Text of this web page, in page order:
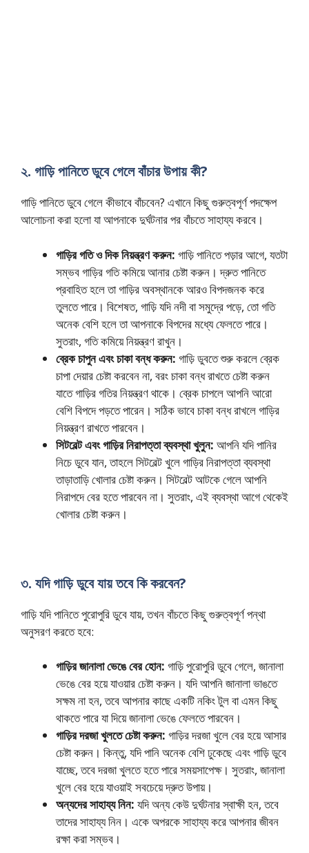
২. গাড়ি পানিতে ডুবে গেলে বাঁচার উপায় কী?
গাড়ি পানিতে ডুবে গেলে কীভাবে বাঁচবেন? এখানে কিছু গুরুত্বপূর্ণ পদক্ষেপ
আলোচনা করা হলো যা আপনাকে দুর্ঘটনার পর বাঁচতে সাহায্য করবে।
গাড়ির গতি ও দিক নিয়ন্ত্রণ করুন: গাড়ি পানিতে পড়ার আগে, যতটা
সম্ভব গাড়ির গতি কমিয়ে আনার চেষ্টা করুন। দ্রুত পানিতে
প্রবাহিত হলে তা গাড়ির অবস্থানকে আরও বিপদজনক করে
তুলতে পারে। বিশেষত, গাড়ি যদি নদী বা সমুদ্রে পড়ে, তো গতি
অনেক বেশি হলে তা আপনাকে বিপদের মধ্যে ফেলতে পারে।
সুতরাং, গতি কমিয়ে নিয়ন্ত্রণ রাখুন।
ব্রেক চাপুন এবং চাকা বন্ধ করুন: গাড়ি ডুবতে শুরু করলে ব্রেক
চাপা দেয়ার চেষ্টা করবেন না, বরং চাকা বন্ধ রাখতে চেষ্টা করুন
যাতে গাড়ির গতির নিয়ন্ত্রণ থাকে। ব্রেক চাপলে আপনি আরো
বেশি বিপদে পড়তে পারেন। সঠিক ভাবে চাকা বন্ধ রাখলে গাড়ির
নিয়ন্ত্রণ রাখতে পারবেন।
সিটবেল্ট এবং গাড়ির নিরাপত্তা ব্যবস্থা খুলুন: আপনি যদি পানির
নিচে ডুবে যান, তাহলে সিটবেল্ট খুলে গাড়ির নিরাপত্তা ব্যবস্থা
তাড়াতাড়ি খোলার চেষ্টা করুন। সিটবেল্ট আটকে গেলে আপনি
নিরাপদে বের হতে পারবেন না। সুতরাং, এই ব্যবস্থা আগে থেকেই
খোলার চেষ্টা করুন।
৩. যদি গাড়ি ডুবে যায় তবে কি করবেন?
গাড়ি যদি পানিতে পুরোপুরি ডুবে যায়, তখন বাঁচতে কিছু গুরুত্বপূর্ণ পন্থা
অনুসরণ করতে হবে:
গাড়ির জানালা ভেঙে বের হোন: গাড়ি পুরোপুরি ডুবে গেলে, জানালা
ভেঙে বের হয়ে যাওয়ার চেষ্টা করুন। যদি আপনি জানালা ভাঙতে
সক্ষম না হন, তবে আপনার কাছে একটি নকিং টুল বা এমন কিছু
থাকতে পারে যা দিয়ে জানালা ভেঙে ফেলতে পারবেন।
গাড়ির দরজা খুলতে চেষ্টা করুন: গাড়ির দরজা খুলে বের হয়ে আসার
চেষ্টা করুন। কিন্তু, যদি পানি অনেক বেশি ঢুকেছে এবং গাড়ি ডুবে
যাচ্ছে, তবে দরজা খুলতে হতে পারে সময়সাপেক্ষ। সুতরাং, জানালা
খুলে বের হয়ে যাওয়াই সবচেয়ে দ্রুত উপায়।
অন্যদের সাহায্য নিন: যদি অন্য কেউ দুর্ঘটনার স্বাক্ষী হন, তবে
তাদের সাহায্য নিন। একে অপরকে সাহায্য করে আপনার জীবন
রক্ষা করা সম্ভব।